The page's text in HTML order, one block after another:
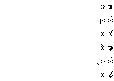
အသ
ထုတ်
ဘက်
ထဲမှ
မျ
သန့်